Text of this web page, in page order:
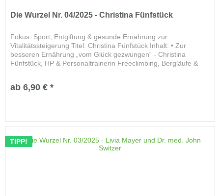
Die Wurzel Nr. 04/2025 - Christina Fünfstück
Fokus: Sport, Entgiftung & gesunde Ernährung zur
Vitalitätssteigerung Titel: Christina Fünfstück Inhalt: • Zur
besseren Ernährung „vom Glück gezwungen“ - Christina
Fünfstück, HP & Personaltrainerin Freeclimbing, Bergläufe &
ab 6,90 € *
TIPP!